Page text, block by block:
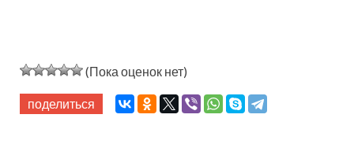
(Пока оценок нет)
поделиться